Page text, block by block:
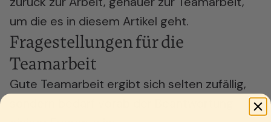
um die es in diesem Artikel geht.
Fragestellungen für die
Teamarbeit
Gute Teamarbeit ergibt sich selten zufällig,